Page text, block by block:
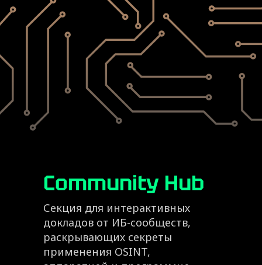
Секция для интерактивных
докладов от ИБ-сообществ,
раскрывающих секреты
применения OSINT,
Community Hub